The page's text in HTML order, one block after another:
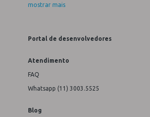
mostrar mais
Portal de desenvolvedores
Atendimento
FAQ
Whatsapp (11) 3003.5525
Blog